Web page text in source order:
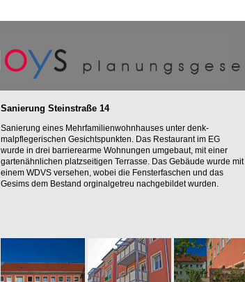
Sanierung Steinstraße 14
Sanierung eines Mehrfamilienwohnhauses unter denk-
malpflegerischen Gesichtspunkten. Das Restaurant im EG
wurde in drei barrierearme Wohnungen umgebaut, mit einer
gartenähnlichen platzseitigen Terrasse. Das Gebäude wurde mit
einem WDVS versehen, wobei die Fensterfaschen und das
Gesims dem Bestand orginalgetreu nachgebildet wurden.